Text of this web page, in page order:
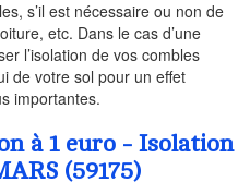
s’il est nécessaire ou non de
etc. Dans le cas d’une
l’isolation de vos combles
de votre sol pour un effet
importantes.
à 1 euro - Isolation
(59175)